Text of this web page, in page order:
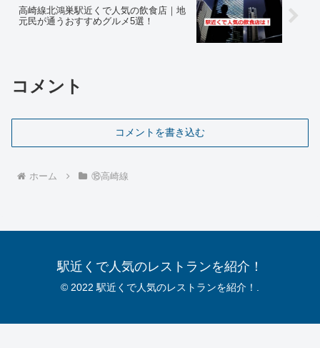
高崎線北鴻巣駅近くで人気の飲食店｜地
元民が通うおすすめグルメ5選！
コメント
コメントを書き込む
ホーム ⑱高崎線
駅近くで人気のレストランを紹介！
© 2022 駅近くで人気のレストランを紹介！.